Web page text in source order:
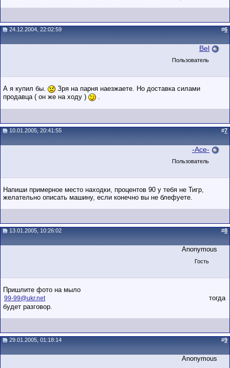
24.12.2004, 22:02:59 #6
Bel
Пользователь
А я купил бы.
Зря на парня наезжаете. Но доставка силами
продавца ( он же на ходу )
10.01.2005, 20:41:55 #7
-Ace-
Пользователь
Напиши примерное место находки, процентов 90 у тебя не Тигр,
желательно описать машину, если конечно вы не блефуете.
13.01.2005, 10:26:02 #8
Anonymous
Гость
Пришлите фото на мыло
99-99@ukr.net
тогда
будет разговор.
29.01.2005, 01:18:14 #9
Anonymous